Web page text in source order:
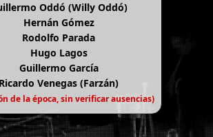
Oddó (Willy Oddó)
Hernán Gómez
Rodolfo Parada
Hugo Lagos
Guillermo García
Ricardo Venegas (Farzán)
de la época, sin verificar ausencias)